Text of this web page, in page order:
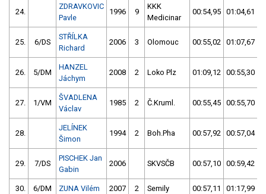
24.
ZDRAVKOVIC
Pavle
1996 9
KKK
Medicinar
00:54,95 01:04,61
25. 6/DS
STŘÍLKA
Richard
2006 3 Olomouc 00:55,02 01:07,67
26. 5/DM
HANZEL
Jáchym
2008 2 Loko Plz 01:09,12 00:55,30
27. 1/VM
ŠVADLENA
Václav
1985 2 Č.Kruml. 00:55,45 00:55,70
28.
JELÍNEK
Šimon
1994 2 Boh.Pha 00:57,92 00:57,04
29. 7/DS
PISCHEK Jan
Gabin
2006 SKVSČB 00:57,10 00:59,42
30. 6/DM ZUNA Vilém 2007 2 Semily 00:57,11 01:17,99